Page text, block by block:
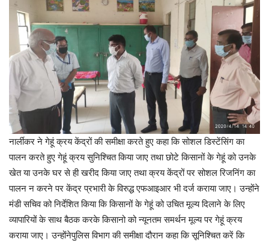
नार्लीकर ने गेहूं क्रय केंद्रों की समीक्षा करते हुए कहा कि सोशल डिस्टेंसिंग का
पालन करते हुए गेहूं क्रय सुनिश्चित किया जाए तथा छोटे किसानों के गेहूं को उनके
खेत या उनके घर से ही खरीद किया जाए तथा क्रय केंद्रों पर सोशल रिजनिंग का
पालन न करने पर केंद्र प्रभारी के विरुद्ध एफआइआर भी दर्ज कराया जाए। उन्होंने
मंडी सचिव को निर्देशित किया कि किसानों के गेहूं को उचित मूल्य दिलाने के लिए
व्यापारियों के साथ बैठक करके किसानो को न्यूनतम समर्थन मूल्य पर गेहूं क्रय
कराया जाए। उन्होंनेपुलिस विभाग की समीक्षा दौरान कहा कि सूनिश्चित करें कि